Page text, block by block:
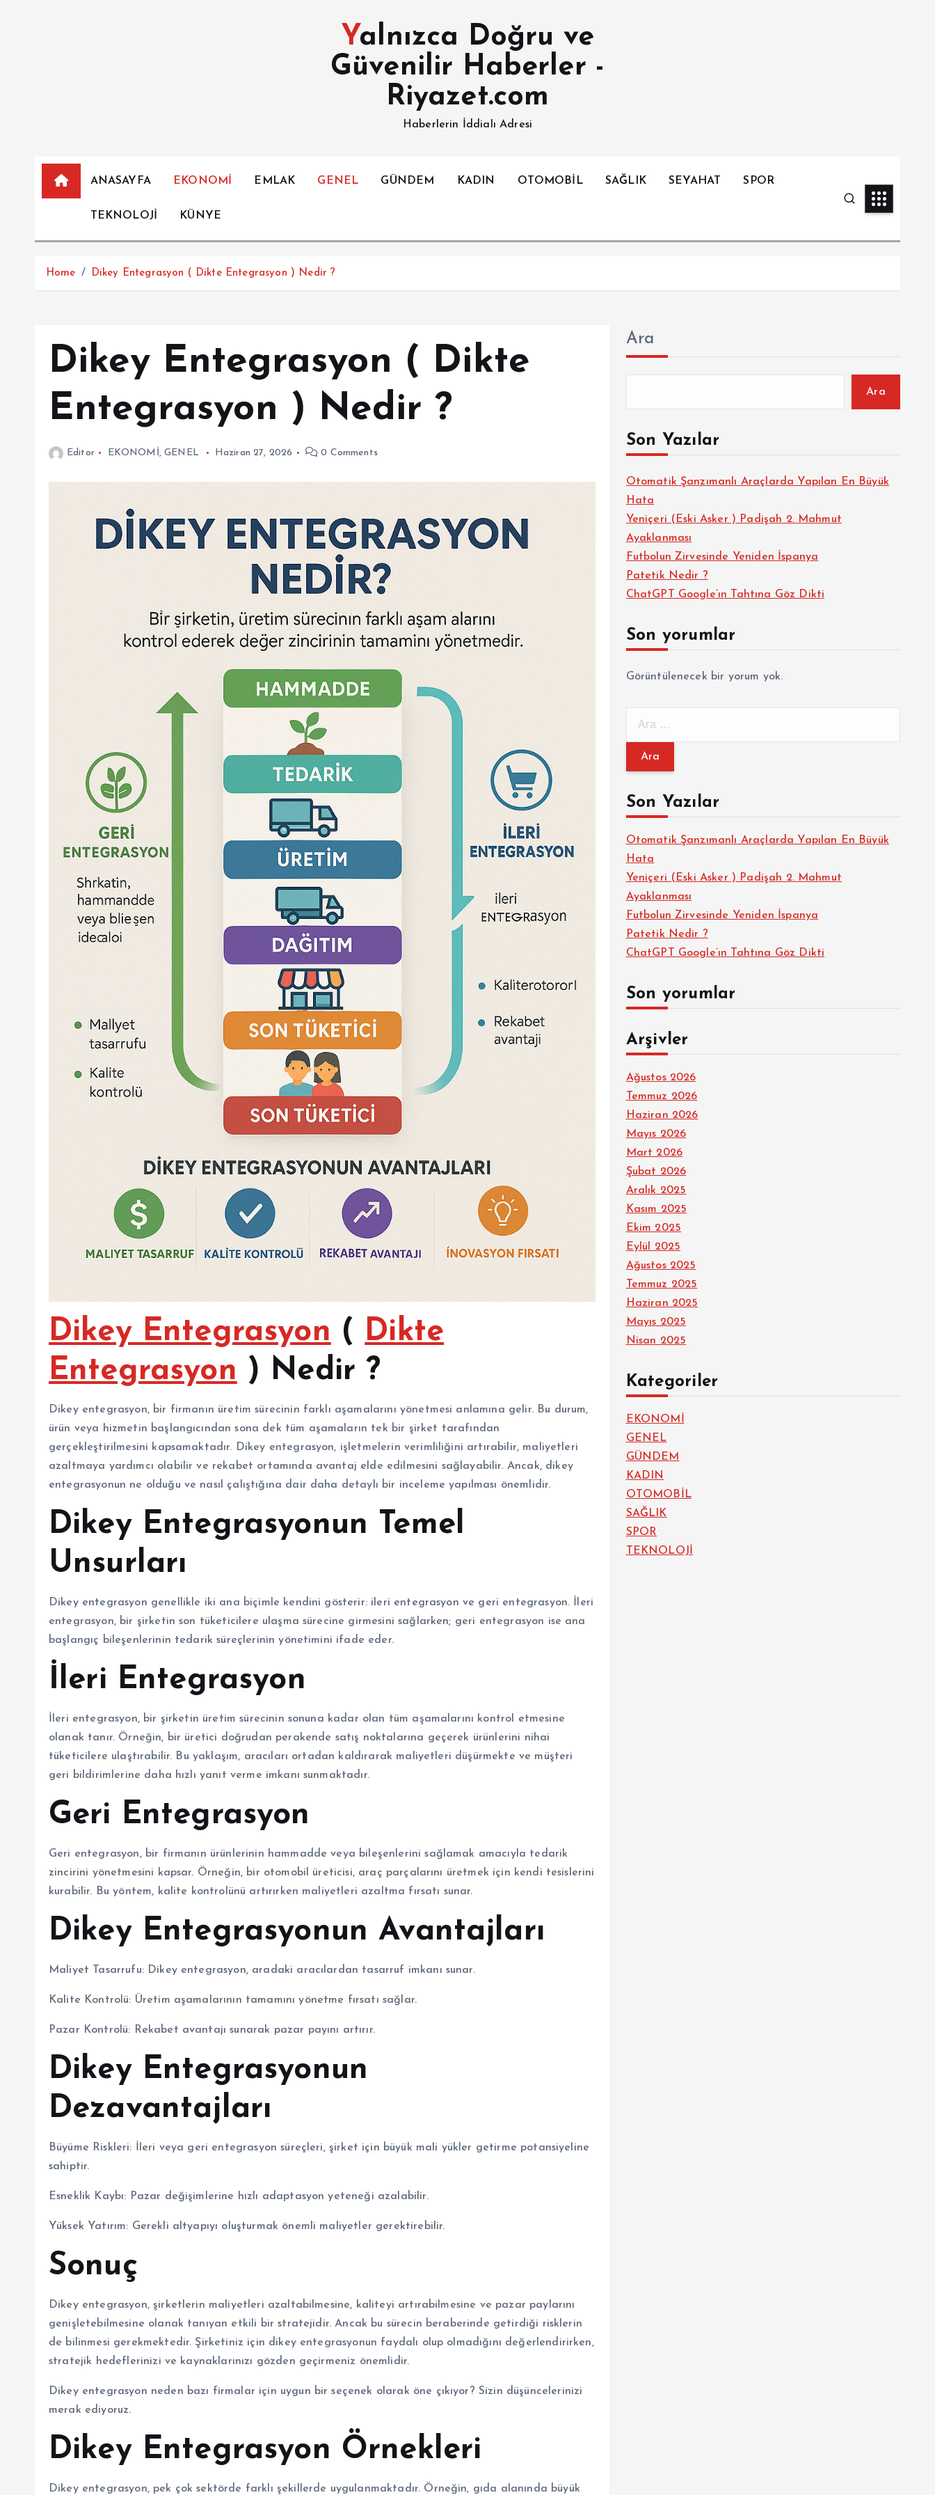
Yalnızca Doğru ve
Güvenilir Haberler -
Riyazet.com
Haberlerin İddialı Adresi
ANASAYFA EKONOMİ EMLAK GENEL GÜNDEM KADIN OTOMOBİL SAĞLIK SEYAHAT SPOR
TEKNOLOJİ KÜNYE
Home Dikey Entegrasyon ( Dikte Entegrasyon ) Nedir ?
Dikey Entegrasyon ( Dikte
Entegrasyon ) Nedir ?
Editor EKONOMİ,GENEL Haziran 27, 2026 0 Comments
Dikey Entegrasyon ( Dikte
Entegrasyon ) Nedir ?
Dikey entegrasyon, bir firmanın üretim sürecinin farklı aşamalarını yönetmesi anlamına gelir. Bu durum,
ürün veya hizmetin başlangıcından sona dek tüm aşamaların tek bir şirket tarafından
gerçekleştirilmesini kapsamaktadır. Dikey entegrasyon, işletmelerin verimliliğini artırabilir, maliyetleri
azaltmaya yardımcı olabilir ve rekabet ortamında avantaj elde edilmesini sağlayabilir. Ancak, dikey
entegrasyonun ne olduğu ve nasıl çalıştığına dair daha detaylı bir inceleme yapılması önemlidir.
Dikey Entegrasyonun Temel
Unsurları
Dikey entegrasyon genellikle iki ana biçimle kendini gösterir: ileri entegrasyon ve geri entegrasyon. İleri
entegrasyon, bir şirketin son tüketicilere ulaşma sürecine girmesini sağlarken; geri entegrasyon ise ana
başlangıç bileşenlerinin tedarik süreçlerinin yönetimini ifade eder.
İleri Entegrasyon
İleri entegrasyon, bir şirketin üretim sürecinin sonuna kadar olan tüm aşamalarını kontrol etmesine
olanak tanır. Örneğin, bir üretici doğrudan perakende satış noktalarına geçerek ürünlerini nihai
tüketicilere ulaştırabilir. Bu yaklaşım, aracıları ortadan kaldırarak maliyetleri düşürmekte ve müşteri
geri bildirimlerine daha hızlı yanıt verme imkanı sunmaktadır.
Geri Entegrasyon
Geri entegrasyon, bir firmanın ürünlerinin hammadde veya bileşenlerini sağlamak amacıyla tedarik
zincirini yönetmesini kapsar. Örneğin, bir otomobil üreticisi, araç parçalarını üretmek için kendi tesislerini
kurabilir. Bu yöntem, kalite kontrolünü artırırken maliyetleri azaltma fırsatı sunar.
Dikey Entegrasyonun Avantajları
Maliyet Tasarrufu: Dikey entegrasyon, aradaki aracılardan tasarruf imkanı sunar.
Kalite Kontrolü: Üretim aşamalarının tamamını yönetme fırsatı sağlar.
Pazar Kontrolü: Rekabet avantajı sunarak pazar payını artırır.
Dikey Entegrasyonun
Dezavantajları
Büyüme Riskleri: İleri veya geri entegrasyon süreçleri, şirket için büyük mali yükler getirme potansiyeline
sahiptir.
Esneklik Kaybı: Pazar değişimlerine hızlı adaptasyon yeteneği azalabilir.
Yüksek Yatırım: Gerekli altyapıyı oluşturmak önemli maliyetler gerektirebilir.
Sonuç
Dikey entegrasyon, şirketlerin maliyetleri azaltabilmesine, kaliteyi artırabilmesine ve pazar paylarını
genişletebilmesine olanak tanıyan etkili bir stratejidir. Ancak bu sürecin beraberinde getirdiği risklerin
de bilinmesi gerekmektedir. Şirketiniz için dikey entegrasyonun faydalı olup olmadığını değerlendirirken,
stratejik hedeflerinizi ve kaynaklarınızı gözden geçirmeniz önemlidir.
Dikey entegrasyon neden bazı firmalar için uygun bir seçenek olarak öne çıkıyor? Sizin düşüncelerinizi
merak ediyoruz.
Dikey Entegrasyon Örnekleri
Dikey entegrasyon, pek çok sektörde farklı şekillerde uygulanmaktadır. Örneğin, gıda alanında büyük
Ara
Ara
Son Yazılar
Otomatik Şanzımanlı Araçlarda Yapılan En Büyük
Hata
Yeniçeri (Eski Asker ) Padişah 2. Mahmut
Ayaklanması
Futbolun Zirvesinde Yeniden İspanya
Patetik Nedir ?
ChatGPT Google’ın Tahtına Göz Dikti
Son yorumlar
Görüntülenecek bir yorum yok.
m
:Son Yazılar
Otomatik Şanzımanlı Araçlarda Yapılan En Büyük
Hata
Yeniçeri (Eski Asker ) Padişah 2. Mahmut
Ayaklanması
Futbolun Zirvesinde Yeniden İspanya
Patetik Nedir ?
ChatGPT Google’ın Tahtına Göz Dikti
Son yorumlar
Arşivler
Ağustos 2026
Temmuz 2026
Haziran 2026
Mayıs 2026
Mart 2026
Şubat 2026
Aralık 2025
Kasım 2025
Ekim 2025
Eylül 2025
Ağustos 2025
Temmuz 2025
Haziran 2025
Mayıs 2025
Nisan 2025
Kategoriler
EKONOMİ
GENEL
GÜNDEM
KADIN
OTOMOBİL
SAĞLIK
SPOR
TEKNOLOJİ